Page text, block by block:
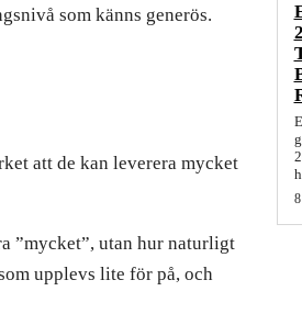
som känns generös.
att de kan leverera mycket
”mycket”, utan hur naturligt
upplevs lite för på, och